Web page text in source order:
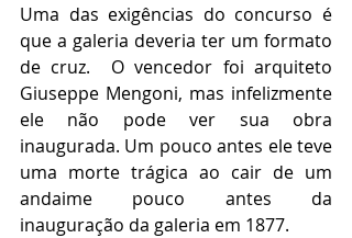
Uma das exigências do concurso é
que a galeria deveria ter um formato
de cruz.  O vencedor foi arquiteto
Giuseppe Mengoni, mas infelizmente
ele não pode ver sua obra
inaugurada. Um pouco antes ele teve
uma morte trágica ao cair de um
andaime pouco antes da
inauguração da galeria em 1877.